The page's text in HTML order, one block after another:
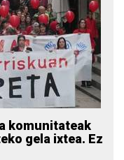
komunitateak
gela ixtea. Ez